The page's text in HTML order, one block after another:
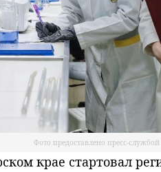
Фото предоставлено пресс-
крае стартовал